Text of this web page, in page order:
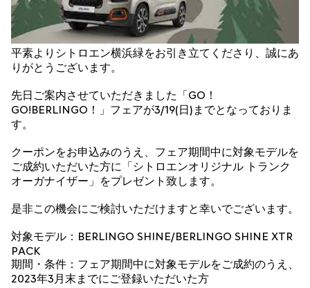
平素よりシトロエン横浜緑をお引き立てくださり、誠にあ
りがとうございます。
先日ご案内させていただきました「GO！
GO!BERLINGO！」フェアが3/19(日)までとなっておりま
す。
クーポンをお申込みのうえ、フェア期間中に対象モデルを
ご成約いただいた方に「シトロエンオリジナル トランク
オーガナイザー」をプレゼント致します。
是非この機会にご検討いただけますと幸いでございます。
対象モデル：BERLINGO SHINE/BERLINGO SHINE XTR
PACK
期間・条件：フェア期間中に対象モデルをご成約のうえ、
2023年3月末までにご登録いただいた方